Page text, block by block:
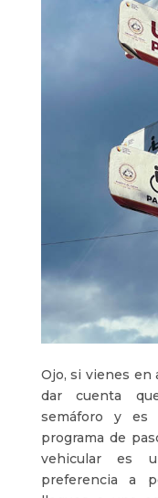
Ojo, si vienes en
dar cuenta
semáforo y es
programa de
vehicular es
preferencia a